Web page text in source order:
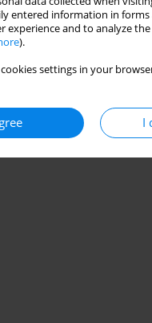
entered information in forms
experience and to analyze
).
cookies settings in your
I
na rzecz